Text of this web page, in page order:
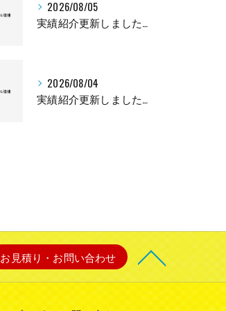
2026/08/05
実績紹介更新しました👏🏻✨
2026/08/04
実績紹介更新しました👏🏻✨
お見積り・お問い合わせ